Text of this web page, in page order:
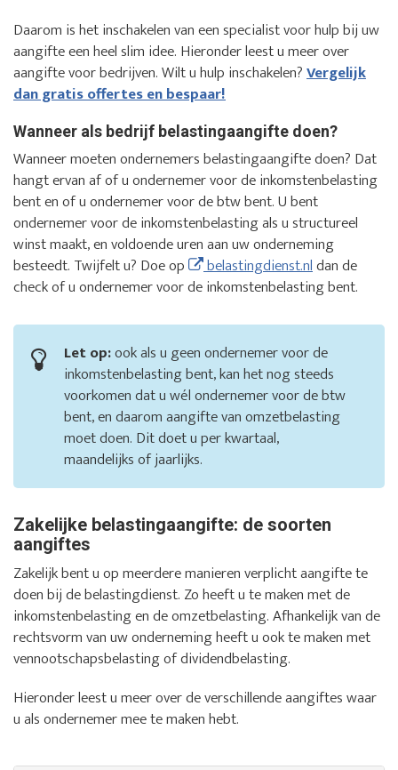
Daarom is het inschakelen van een specialist voor hulp bij uw
aangifte een heel slim idee. Hieronder leest u meer over
aangifte voor bedrijven. Wilt u hulp inschakelen?Vergelijk
dan gratis offertes en bespaar!
Wanneer als bedrijf belastingaangifte doen?
Wanneer moeten ondernemers belastingaangifte doen? Dat
hangt ervan af of u ondernemer voor de inkomstenbelasting
bent en of u ondernemer voor de btw bent. U bent
ondernemer voor de inkomstenbelasting als u structureel
winst maakt, en voldoende uren aan uw onderneming
besteedt. Twijfelt u? Doe op
belastingdienst.nldan de
check of u ondernemer voor de inkomstenbelasting bent.
Let op:ook als u geen ondernemer voor de
inkomstenbelasting bent, kan het nog steeds
voorkomen dat u wél ondernemer voor de btw
bent, en daarom aangifte van omzetbelasting
moet doen. Dit doet u per kwartaal,
maandelijks of jaarlijks.
Zakelijke belastingaangifte: de soorten
aangiftes
Zakelijk bent u op meerdere manieren verplicht aangifte te
doen bij de belastingdienst. Zo heeft u te maken met de
inkomstenbelasting en de omzetbelasting. Afhankelijk van de
rechtsvorm van uw onderneming heeft u ook te maken met
vennootschapsbelasting of dividendbelasting.
Hieronder leest u meer over de verschillende aangiftes waar
u als ondernemer mee te maken hebt.